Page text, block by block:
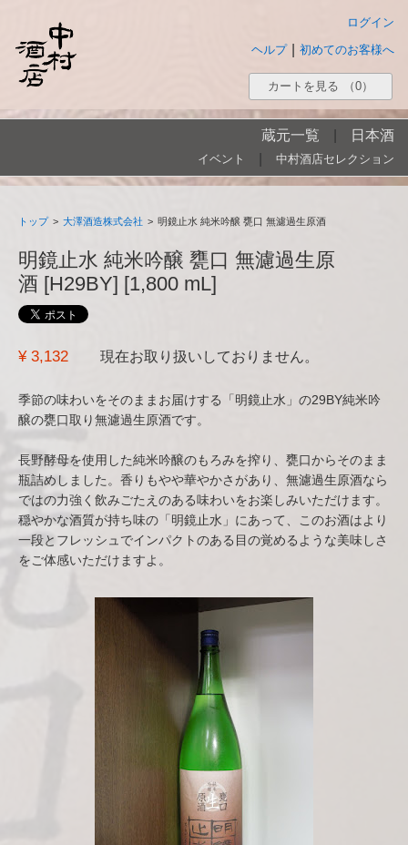
ログイン
初めてのお客様へ
ヘルプ
カートを見る （0）
蔵元一覧 日本酒
イベント 中村酒店セレクション
トップ > 大澤酒造株式会社 > 明鏡止水 純米吟醸 甕口 無濾過生原酒
明鏡止水 純米吟醸 甕口 無濾過生原
酒 [H29BY] [1,800 mL]
¥ 3,132 現在お取り扱いしておりません。
季節の味わいをそのままお届けする「明鏡止水」の29BY純米吟
醸の甕口取り無濾過生原酒です。
長野酵母を使用した純米吟醸のもろみを搾り、甕口からそのまま
瓶詰めしました。香りもやや華やかさがあり、無濾過生原酒なら
ではの力強く飲みごたえのある味わいをお楽しみいただけます。
穏やかな酒質が持ち味の「明鏡止水」にあって、このお酒はより
一段とフレッシュでインパクトのある目の覚めるような美味しさ
をご体感いただけますよ。